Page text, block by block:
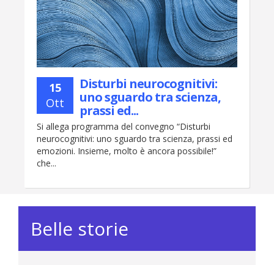
15
Ott
Disturbi neurocognitivi:
uno sguardo tra scienza,
prassi ed...
Si allega programma del convegno “Disturbi
neurocognitivi: uno sguardo tra scienza, prassi ed
emozioni. Insieme, molto è ancora possibile!”
che...
Belle storie